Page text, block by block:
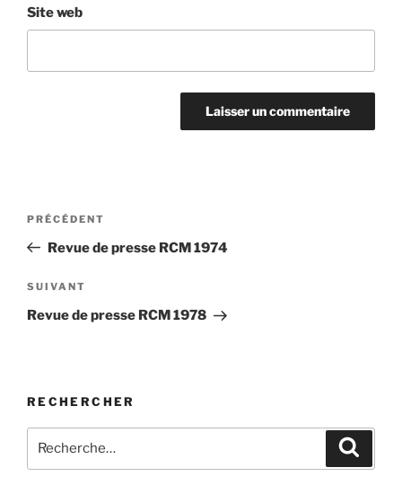
Site web
Navigation
l'article
Article
précédent
PRÉCÉDENT
Revue de presse RCM 1974
Article
suivant
SUIVANT
Revue de presse RCM 1978
RECHERCHER